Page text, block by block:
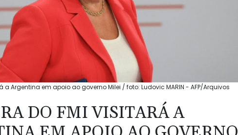
a Argentina em apoio ao governo Milei / foto: Ludovic MARIN - AFP/Arquivos
DO FMI VISITARÁ A